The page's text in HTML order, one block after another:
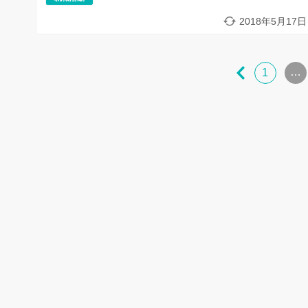
2018年5月17日
1 …